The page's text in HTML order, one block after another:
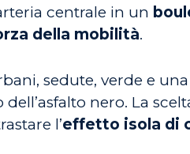
centrale in un
della mobilità.
sedute, verde e una
dell’asfalto nero. La
l’effetto isola di